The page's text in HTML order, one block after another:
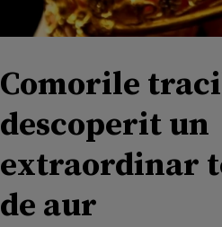
Comorile
descoperit un
extraordinar
de aur